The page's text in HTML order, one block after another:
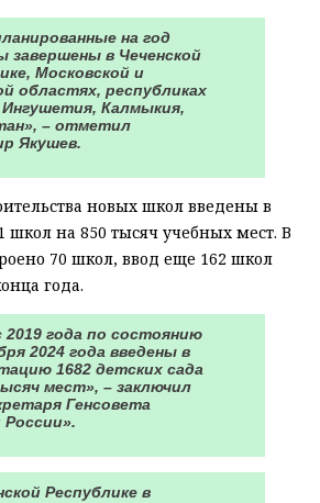
на год
завершены в Чеченской
Московской и
областях, республиках
Калмыкия,
– отметил
Якушев.
новых школ введены в
школ на 850 тысяч учебных мест. В
70 школ, ввод еще 162 школ
года.
2019 года по состоянию
2024 года введены в
1682 детских сада
мест», – заключил
Генсовета
России».
Республике в